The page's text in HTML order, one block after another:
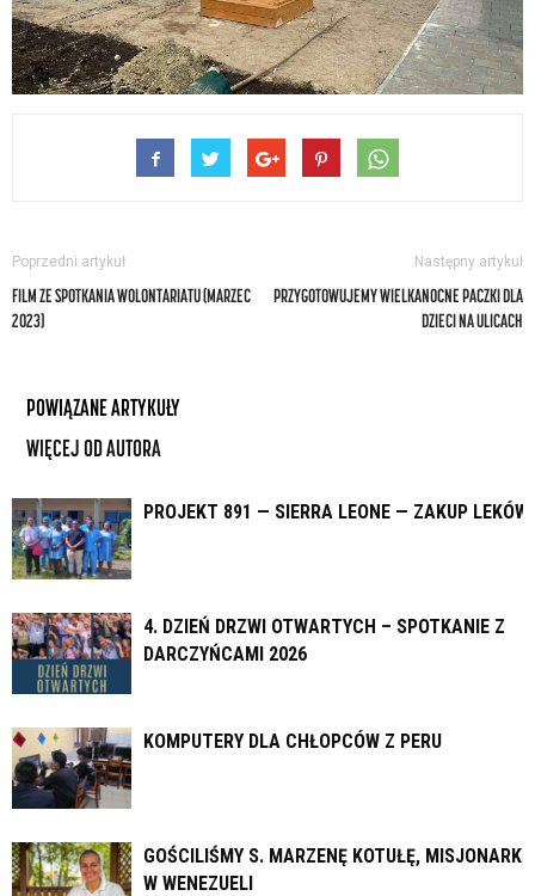
Poprzedni artykuł
FILM ZE SPOTKANIA WOLONTARIATU (MARZEC
2023)
Następny artykuł
PRZYGOTOWUJEMY WIELKANOCNE PACZKI DLA
DZIECI NA ULICACH
POWIĄZANE ARTYKUŁY
WIĘCEJ OD AUTORA
PROJEKT 891 — SIERRA LEONE — ZAKUP LEKÓW
4. DZIEŃ DRZWI OTWARTYCH – SPOTKANIE Z
DARCZYŃCAMI 2026
KOMPUTERY DLA CHŁOPCÓW Z PERU
GOŚCILIŚMY S. MARZENĘ KOTUŁĘ, MISJONARKĘ
W WENEZUELI